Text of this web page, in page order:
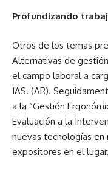
Profundizando
Otros de los temas
Alternativas de
el campo laboral a
IAS. (AR).
a la “Gestión
Evaluación a la
nuevas tecnologías en
expositores en el lugar.